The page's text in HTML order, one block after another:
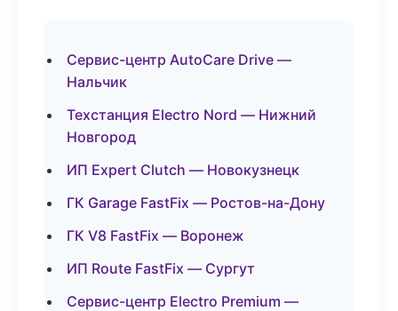
Сервис-центр AutoCare Drive —
Нальчик
Техстанция Electro Nord — Нижний
Новгород
ИП Expert Clutch — Новокузнецк
ГК Garage FastFix — Ростов-на-Дону
ГК V8 FastFix — Воронеж
ИП Route FastFix — Сургут
Сервис-центр Electro Premium —